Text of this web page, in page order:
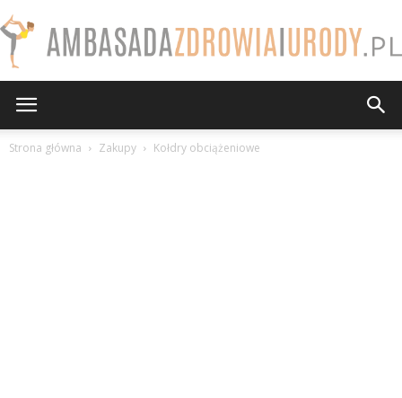
Strona główna Zakupy Kołdry obciążeniowe